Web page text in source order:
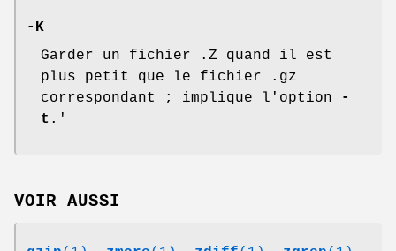
-K
Garder un fichier .Z quand il est
plus petit que le fichier .gz
correspondant ; implique l'option
-
t .'
VOIR AUSSI